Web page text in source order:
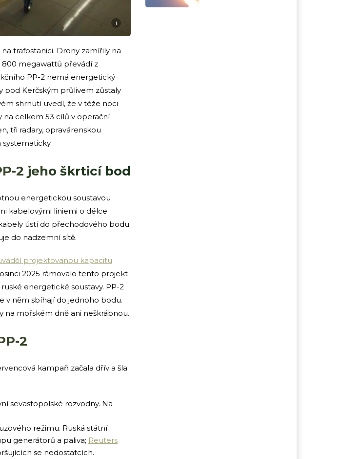
i
trafostanici. Drony zamířily na
megawattů převádí z
PP-2 nemá energetický
pod Kerčským průlivem zůstaly
shrnutí uvedl, že v téže noci
celkem 53 cílů v operační
tři radary, opravárenskou
2 jeho škrticí bod
energetickou soustavou
kabelovými liniemi o délce
ústí do přechodového bodu
do nadzemní sítě.
projektovanou kapacitu
2025 rámovalo tento projekt
energetické soustavy. PP-2
v něm sbíhají do jednoho bodu.
na mořském dně ani neškrábnou.
2
kampaň začala dřív a šla
sevastopolské rozvodny. Na
režimu. Ruská státní
generátorů a paliva; Reuters
se nedostatcích.